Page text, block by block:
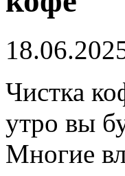
Чистка
утро вы
Многие